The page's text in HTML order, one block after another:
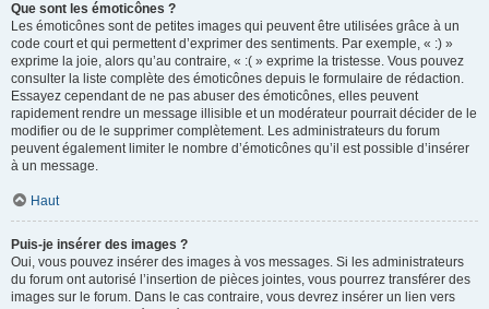
Que sont les émoticônes ?
Les émoticônes sont de petites images qui peuvent être utilisées grâce à un
code court et qui permettent d’exprimer des sentiments. Par exemple, « :) »
exprime la joie, alors qu’au contraire, « :( » exprime la tristesse. Vous pouvez
consulter la liste complète des émoticônes depuis le formulaire de rédaction.
Essayez cependant de ne pas abuser des émoticônes, elles peuvent
rapidement rendre un message illisible et un modérateur pourrait décider de le
modifier ou de le supprimer complètement. Les administrateurs du forum
peuvent également limiter le nombre d’émoticônes qu’il est possible d’insérer
à un message.
Haut
Puis-je insérer des images ?
Oui, vous pouvez insérer des images à vos messages. Si les administrateurs
du forum ont autorisé l’insertion de pièces jointes, vous pourrez transférer des
images sur le forum. Dans le cas contraire, vous devrez insérer un lien vers